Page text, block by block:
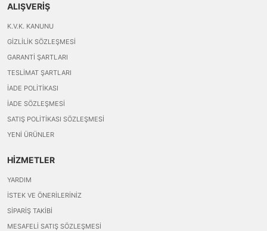
ALIŞVERİŞ
K.V.K. KANUNU
GIZLILIK SÖZLEŞMESI
GARANTI ŞARTLARI
TESLIMAT ŞARTLARI
İADE POLITIKASI
İADE SÖZLEŞMESI
SATIŞ POLITIKASI SÖZLEŞMESI
YENI ÜRÜNLER
HİZMETLER
YARDIM
İSTEK VE ÖNERILERINIZ
SIPARIŞ TAKIBI
MESAFELI SATIŞ SÖZLEŞMESI